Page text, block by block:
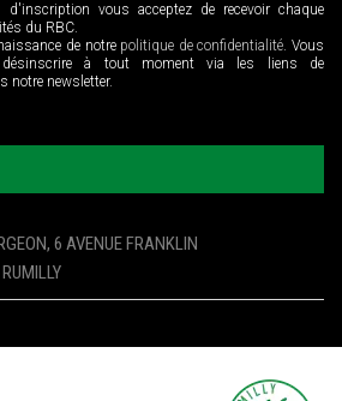
vous acceptez de recevoir chaque
du RBC.
de notre politique de confidentialité. Vous
désinscrire à tout moment via les liens de
notre newsletter.
6 AVENUE FRANKLIN